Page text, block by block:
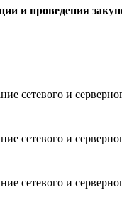
и проведения
сетевого и
сетевого и
сетевого и